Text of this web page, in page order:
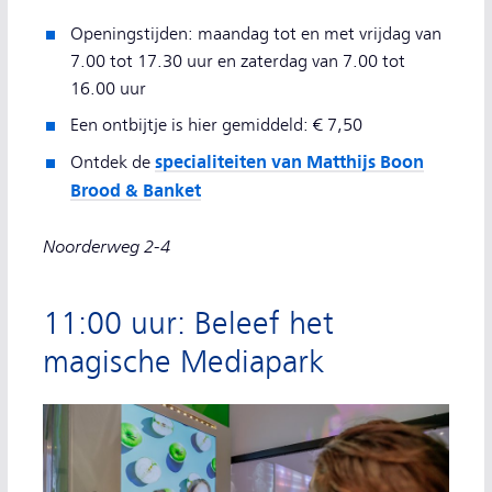
Openingstijden: maandag tot en met vrijdag van
7.00 tot 17.30 uur en zaterdag van 7.00 tot
16.00 uur
Een ontbijtje is hier gemiddeld: € 7,50
Ontdek de specialiteiten van Matthijs Boon
Brood & Banket
Noorderweg 2-4
11:00 uur: Beleef het
magische Mediapark